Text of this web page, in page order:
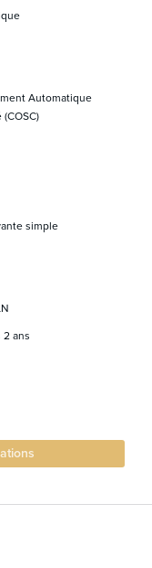
Automatique
simple
2 ans